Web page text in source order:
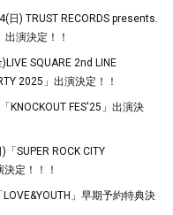
日) TRUST RECORDS presents.
出演決定！！
SQUARE 2nd LINE
2025」出演決定！！
KNOCKOUT FES'25」出演決
SUPER ROCK CITY
定！！！
LOVE&YOUTH」早期予約特典決